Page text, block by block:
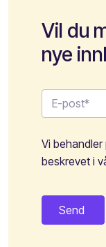
Vil du
nye
Vi
beskrevet i